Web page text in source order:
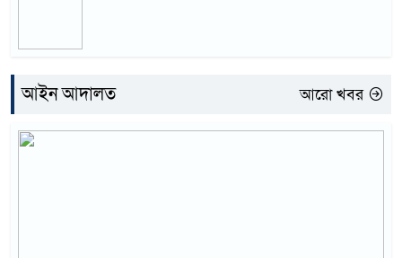
আইন আদালত আরো খবর